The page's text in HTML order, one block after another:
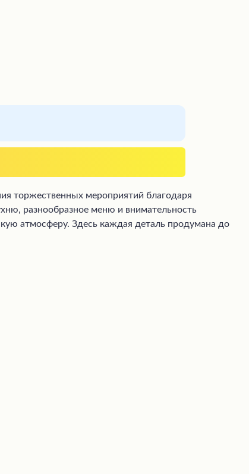
торжественных мероприятий благодаря
разнообразное меню и внимательность
атмосферу. Здесь каждая деталь продумана до